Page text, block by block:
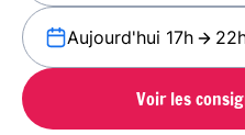
Aujourd'hui 17h
Voir les